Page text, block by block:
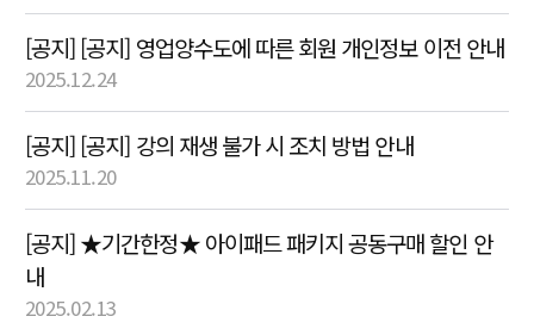
[공지] [공지] 영업양수도에 따른 회원 개인정보 이전 안내
2025.12.24
[공지] [공지] 강의 재생 불가 시 조치 방법 안내
2025.11.20
[공지] ★기간한정★ 아이패드 패키지 공동구매 할인 안
내
2025.02.13